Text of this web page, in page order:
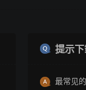
提示下
最常见